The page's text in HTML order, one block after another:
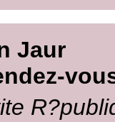
Jaur